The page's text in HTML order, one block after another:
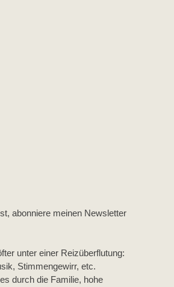
abonniere meinen Newsletter
unter einer Reizüberflutung:
Stimmengewirr, etc.
durch die Familie, hohe